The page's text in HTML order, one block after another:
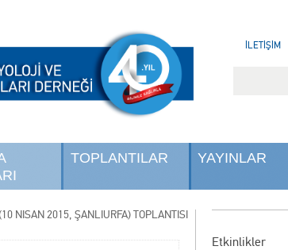
TOPLANTILAR YAYINLAR
İLETİŞİM
Etkinlikler
NİSAN 2015, ŞANLIURFA) TOPLANTISI